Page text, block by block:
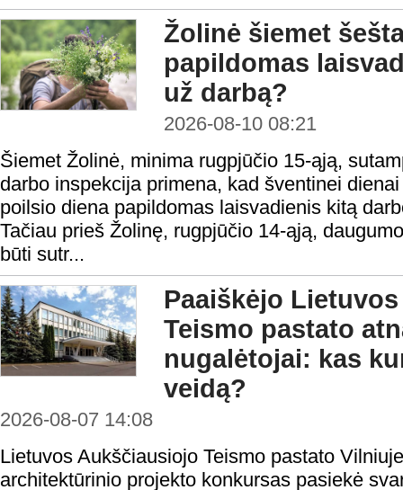
Žolinė šiemet
papildomas
už darbą?
2026-08-10 08:21
Šiemet Žolinė, minima rugpjūčio 15-ąją,
darbo inspekcija primena, kad šventinei
poilsio diena papildomas laisvadienis kitą
Tačiau prieš Žolinę, rugpjūčio 14-ąją,
būti sutr...
Paaiškėjo
Teismo pastato
nugalėtojai: kas
veidą?
2026-08-07 14:08
Lietuvos Aukščiausiojo Teismo pastato
architektūrinio projekto konkursas pasiekė